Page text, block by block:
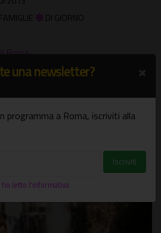
DI GIORNO
Roma
una newsletter?
programma a Roma, iscriviti alla
ho letto l'informativa